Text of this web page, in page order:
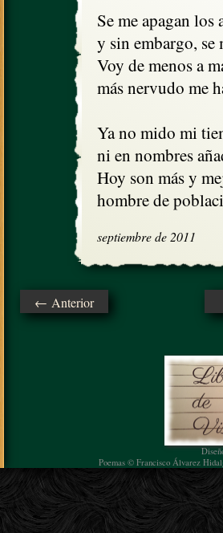
Se me apagan los
y sin embargo, se
Voy de menos a
más nervudo me
Ya no mido mi
ni en nombres
Hoy son más y
hombre de
septiembre de 2011
← Anterior
Poemas © Francisco Álvarez